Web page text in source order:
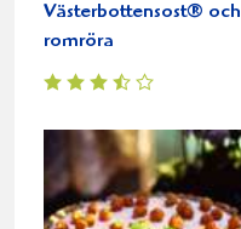
Västerbottensost® och
romröra